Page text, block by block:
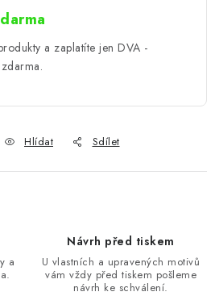
a zaplatíte jen DVA -
Hlídat Sdílet
a
Návrh před tiskem
U vlastních a upravených motivů
vám vždy před tiskem pošleme
návrh ke schválení.